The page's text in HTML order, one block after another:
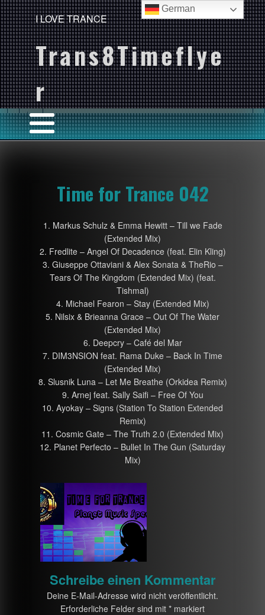
I LOVE TRANCE
Trans8Timeflye
r
Time for Trance 042
1. Markus Schulz & Emma Hewitt – Till we Fade
(Extended Mix)
2. Fredlite – Angel Of Decadence (feat. Elin Kling)
3. Giuseppe Ottaviani & Alex Sonata & TheRio –
Tears Of The Kingdom (Extended Mix) (feat.
Tishmal)
4. Michael Fearon – Stay (Extended Mix)
5. Nilsix & Brieanna Grace – Out Of The Water
(Extended Mix)
6. Deepcry – Café del Mar
7. DIM3NSION feat. Rama Duke – Back In Time
(Extended Mix)
8. Slusnik Luna – Let Me Breathe (Orkidea Remix)
9. Arnej feat. Sally Saifi – Free Of You
10. Ayokay – Signs (Station To Station Extended
Remix)
11. Cosmic Gate – The Truth 2.0 (Extended Mix)
12. Planet Perfecto – Bullet In The Gun (Saturday
Mix)
Schreibe einen Kommentar
Deine E-Mail-Adresse wird nicht veröffentlicht.
Erforderliche Felder sind mit * markiert
German